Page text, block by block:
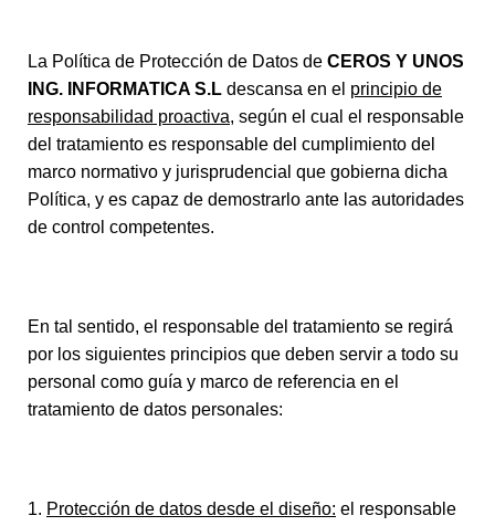
La Política de Protección de Datos de CEROS Y UNOS
ING. INFORMATICA S.L descansa en el principio de
responsabilidad proactiva, según el cual el responsable
del tratamiento es responsable del cumplimiento del
marco normativo y jurisprudencial que gobierna dicha
Política, y es capaz de demostrarlo ante las autoridades
de control competentes.
En tal sentido, el responsable del tratamiento se regirá
por los siguientes principios que deben servir a todo su
personal como guía y marco de referencia en el
tratamiento de datos personales:
Protección de datos desde el diseño: el responsable